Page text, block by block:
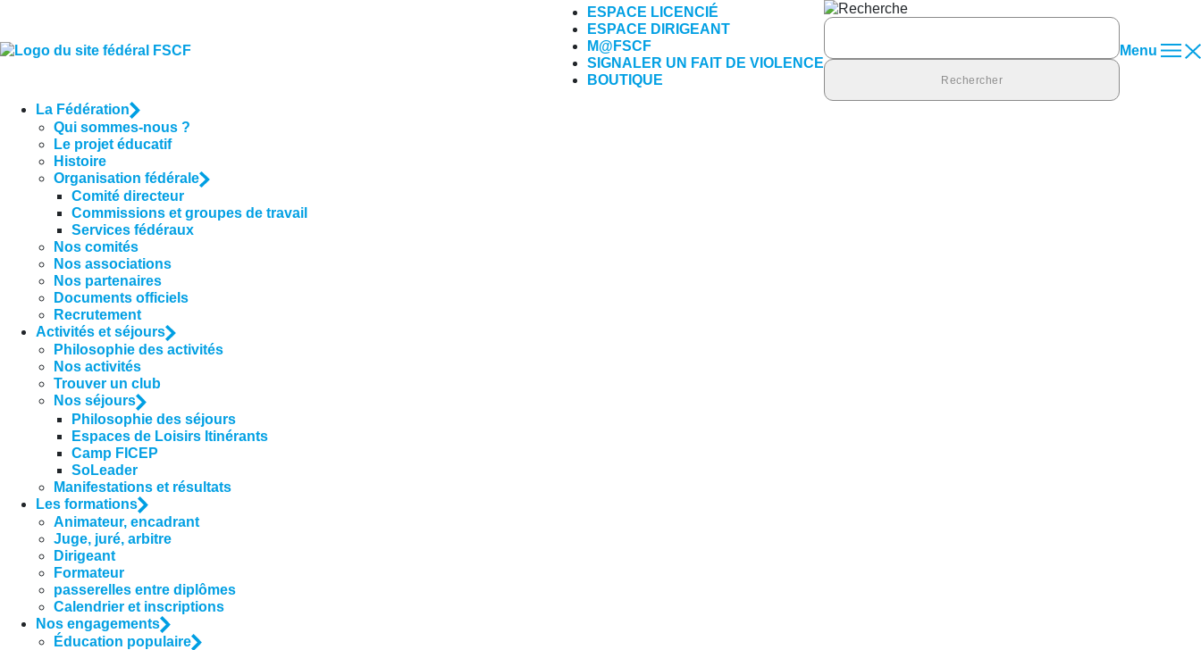
ESPACE LICENCIÉ
ESPACE DIRIGEANT
M@FSCF
SIGNALER UN FAIT DE VIOLENCE
BOUTIQUE
Rechercher :
Menu
La Fédération
Qui sommes-nous ?
Le projet éducatif
Histoire
Organisation fédérale
Comité directeur
Commissions et groupes de travail
Services fédéraux
Nos comités
Nos associations
Nos partenaires
Documents officiels
Recrutement
Activités et séjours
Philosophie des activités
Nos activités
Trouver un club
Nos séjours
Philosophie des séjours
Espaces de Loisirs Itinérants
Camp FICEP
SoLeader
Manifestations et résultats
Les formations
Animateur, encadrant
Juge, juré, arbitre
Dirigeant
Formateur
passerelles entre diplômes
Calendrier et inscriptions
Nos engagements
Éducation populaire